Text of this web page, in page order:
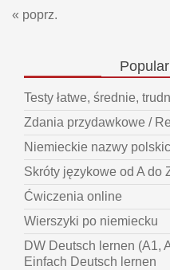
« poprz.
Testy łatwe, średnie,
Zdania przydawkowe /
Niemieckie nazwy
Skróty językowe od A do
Ćwiczenia online
Wierszyki po niemiecku
DW Deutsch lernen (A1,
Einfach Deutsch lernen